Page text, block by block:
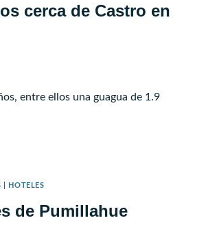
cerca de Castro en
entre ellos una guagua de 1.9
HOTELES
de Pumillahue